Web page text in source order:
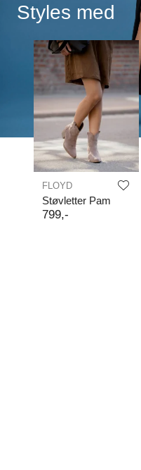
Styles med
FLOYD
Støvletter Pam
799,-